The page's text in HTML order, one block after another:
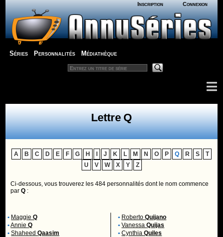
Inscription Connexion
Séries Personnalités Médiathèque
Lettre Q
A B C D E F G H J K L M N O P Q R S
T
U
V W X Y Z
Ci-dessous, vous trouverez les 484 personnalités dont le nom commence
parQ :
• MaggieQ
•AnnieQ
• ShaheedQaasim
• RobertoQuijano
• VanessaQuijas
• CynthiaQuiles